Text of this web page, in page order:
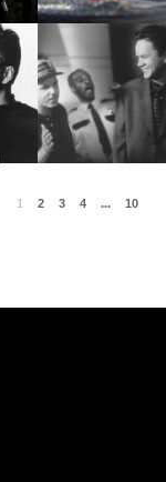
1 2 3 4 ... 10